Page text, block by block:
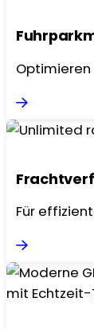
Optimieren
Für